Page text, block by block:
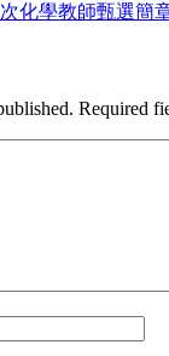
化學教師甄選簡
Required